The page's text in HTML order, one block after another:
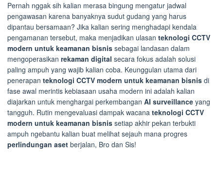
Pernah nggak sih kalian merasa bingung mengatur jadwal
pengawasan karena banyaknya sudut gudang yang harus
dipantau bersamaan? Jika kalian sering menghadapi kendala
pengamanan tersebut, maka menjadikan ulasan teknologi CCTV
modern untuk keamanan bisnis sebagai landasan dalam
mengoperasikan rekaman digital secara fokus adalah solusi
paling ampuh yang wajib kalian coba. Keunggulan utama dari
penerapan teknologi CCTV modern untuk keamanan bisnis di
fase awal merintis kebiasaan usaha modern ini adalah kalian
diajarkan untuk menghargai perkembangan AI surveillance yang
tangguh. Rutin mengevaluasi dampak wacana teknologi CCTV
modern untuk keamanan bisnis setiap akhir pekan terbukti
ampuh ngebantu kalian buat melihat sejauh mana progres
perlindungan aset berjalan, Bro dan Sis!